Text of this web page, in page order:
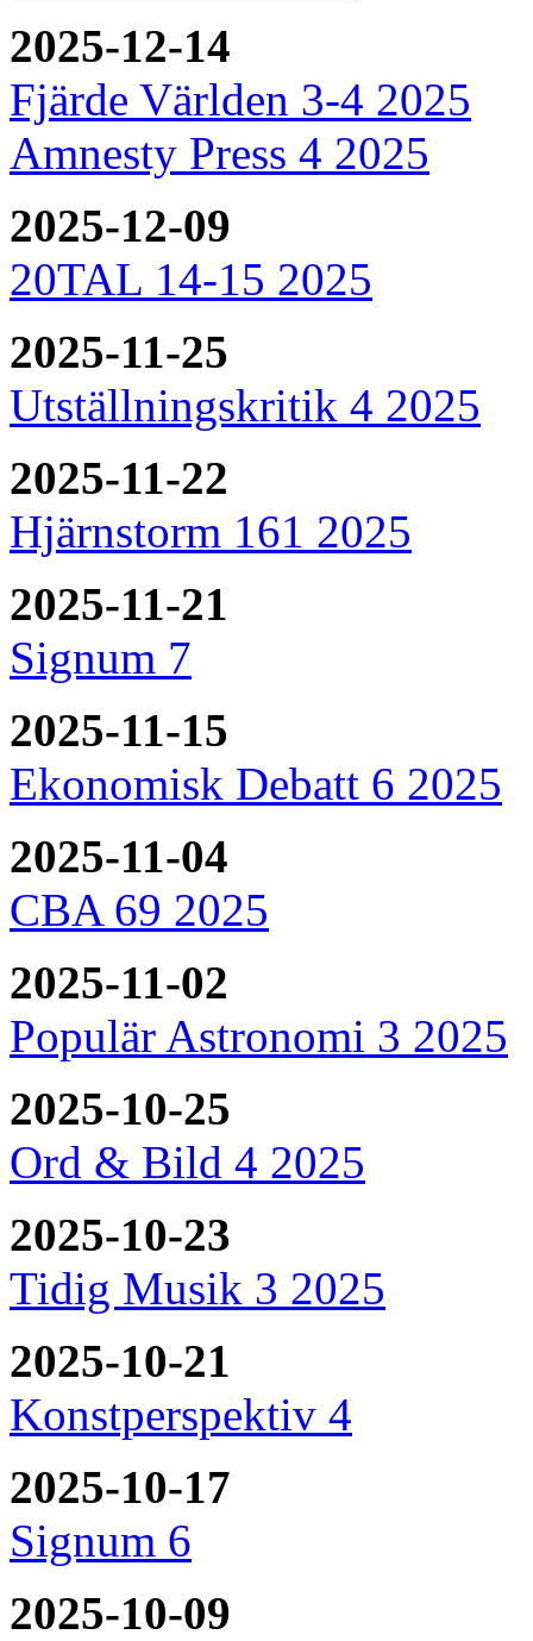
2025-12-14
Fjärde Världen 3-4 2025
Amnesty Press 4 2025
2025-12-09
20TAL 14-15 2025
2025-11-25
Utställningskritik 4 2025
2025-11-22
Hjärnstorm 161 2025
2025-11-21
Signum 7
2025-11-15
Ekonomisk Debatt 6 2025
2025-11-04
CBA 69 2025
2025-11-02
Populär Astronomi 3 2025
2025-10-25
Ord & Bild 4 2025
2025-10-23
Tidig Musik 3 2025
2025-10-21
Konstperspektiv 4
2025-10-17
Signum 6
2025-10-09